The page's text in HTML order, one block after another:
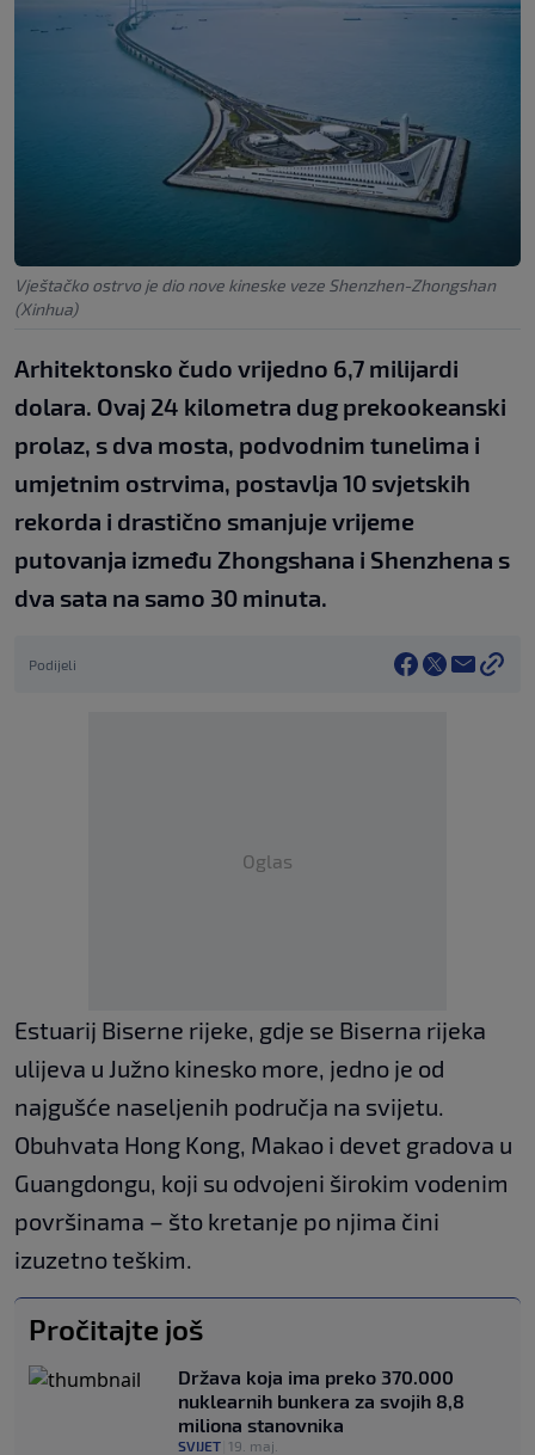
Vještačko ostrvo je dio nove kineske veze Shenzhen-Zhongshan
(Xinhua)
Arhitektonsko čudo vrijedno 6,7 milijardi
dolara. Ovaj 24 kilometra dug prekookeanski
prolaz, s dva mosta, podvodnim tunelima i
umjetnim ostrvima, postavlja 10 svjetskih
rekorda i drastično smanjuje vrijeme
putovanja između Zhongshana i Shenzhena s
dva sata na samo 30 minuta.
Podijeli
Oglas
Estuarij Biserne rijeke, gdje se Biserna rijeka
ulijeva u Južno kinesko more, jedno je od
najgušće naseljenih područja na svijetu.
Obuhvata Hong Kong, Makao i devet gradova u
Guangdongu, koji su odvojeni širokim vodenim
površinama – što kretanje po njima čini
izuzetno teškim.
Pročitajte još
Država koja ima preko 370.000
nuklearnih bunkera za svojih 8,8
miliona stanovnika
SVIJET 19. maj.